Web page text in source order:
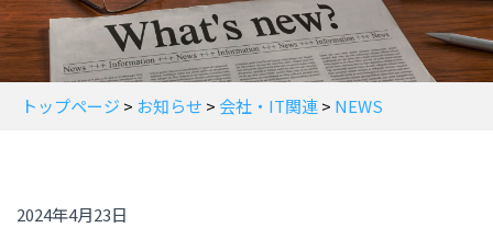
ン
を
切
り
トップページ > お知らせ > 会社・IT関連> NEWS
2024年4月23日